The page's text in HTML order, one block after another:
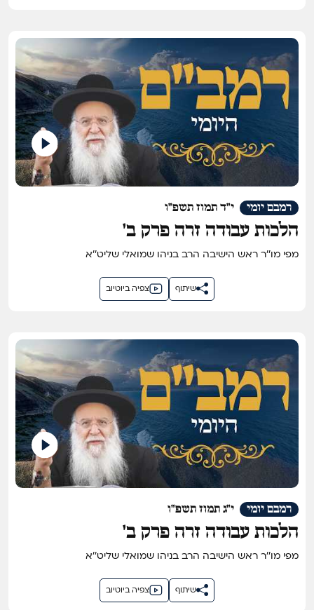
י"ד תמוז תשפ"ו רמבם יומי
הלכות עבודה זרה פרק ב'
מפי מו''ר ראש הישיבה הרב בניהו שמואלי שליט''א
צפיה ביוטיוב שיתוף
י"ג תמוז תשפ"ו רמבם יומי
הלכות עבודה זרה פרק ב'
מפי מו''ר ראש הישיבה הרב בניהו שמואלי שליט''א
צפיה ביוטיוב שיתוף